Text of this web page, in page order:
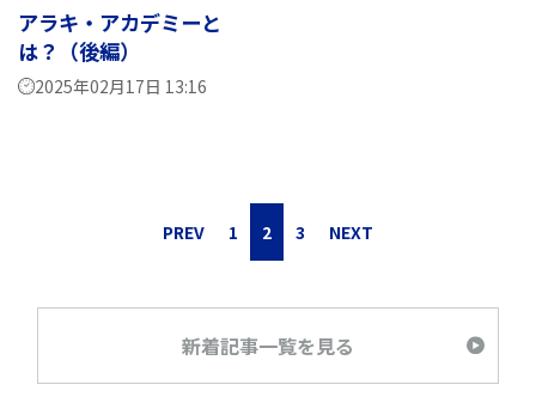
アラキ・アカデミーと
は？（後編）
2025年02月17日 13:16
PREV 1 2 3 NEXT
新着記事一覧を見る